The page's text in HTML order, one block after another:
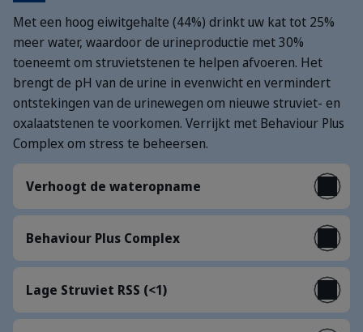
Met een hoog eiwitgehalte (44%) drinkt uw kat tot 25%
meer water, waardoor de urineproductie met 30%
toeneemt om struvietstenen te helpen afvoeren. Het
brengt de pH van de urine in evenwicht en vermindert
ontstekingen van de urinewegen om nieuwe struviet- en
oxalaatstenen te voorkomen. Verrijkt met Behaviour Plus
Complex om stress te beheersen.
Verhoogt de wateropname
Behaviour Plus Complex
Lage Struviet RSS (<1)